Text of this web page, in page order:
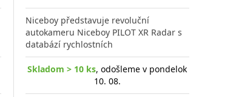
Niceboy představuje revoluční
autokameru Niceboy PILOT XR Radar s
databází rychlostních
Skladom > 10 ks, odošleme v pondelok
10. 08.